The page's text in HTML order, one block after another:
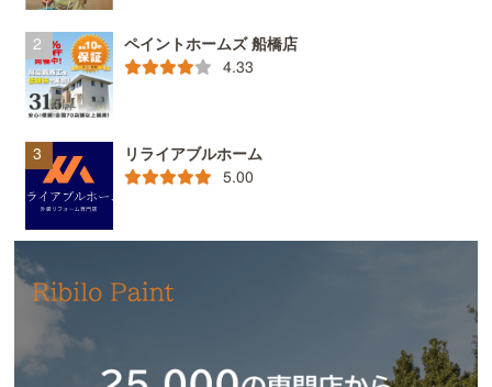
ペイントホームズ 船橋店
4.33
リライアブルホーム
5.00